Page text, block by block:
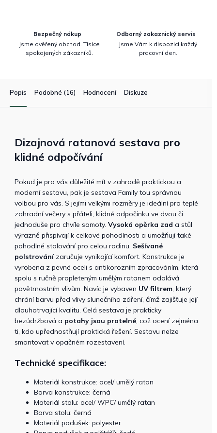
Bezpečný nákup
Jsme ověřený obchod. Tisíce
spokojených zákazníků.
Odborný zakaznický servis
Jsme Vám k dispozici každý
pracovní den.
Popis Podobné (16) Hodnocení Diskuze
Dizajnová ratanová sestava pro
klidné odpočívání
Pokud je pro vás důležité mít v zahradě praktickou a
moderní sestavu, pak je sestava Family tou správnou
volbou pro vás. S jejími velkými rozměry je ideální pro teplé
zahradní večery s přáteli, klidné odpočinku ve dvou či
jednoduše pro chvíle samoty. Vysoká opěrka zad a stůl
výrazně přispívají k celkové pohodlnosti a umožňují také
pohodlné stolování pro celou rodinu. Sešívané
polstrovánízaručuje vynikající komfort. Konstrukce je
vyrobena z pevné oceli s antikorozním zpracováním, která
spolu s ručně propleteným umělým ratanem odolává
povětrnostním vlivům. Navíc je vybaven UV filtrem, který
chrání barvu před vlivy slunečního záření, čímž zajišťuje její
dlouhotrvající kvalitu. Celá sestava je prakticky
bezúdržbová a potahy jsou pratelné, což ocení zejména
ti, kdo upřednostňují praktická řešení. Sestavu nelze
smontovat v opačném rozestavení.
Technické specifikace:
Materiál konstrukce: ocel/ umělý ratan
Barva konstrukce: černá
Materiál stolu: ocel/ WPC/ umělý ratan
Barva stolu: černá
Materiál podušek: polyester